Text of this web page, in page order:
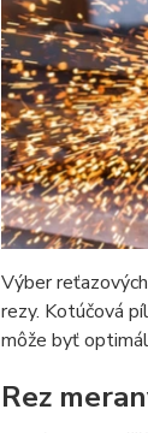
Výber
rezy. Kotúčová
môže byť
Rez